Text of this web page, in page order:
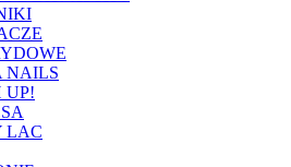
NAILS
UP!
LAC